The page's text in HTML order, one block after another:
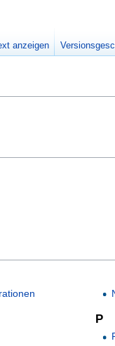
P
anzeigen